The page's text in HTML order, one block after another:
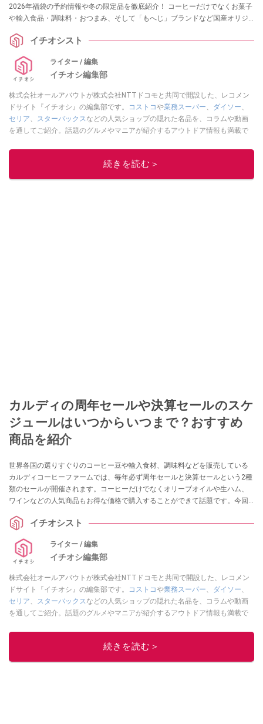
2026年福袋の予約情報や冬の限定品を徹底紹介！ コーヒーだけでなくお菓子
や輸入食品・調味料・おつまみ、そして「もへじ」ブランドなど国産オリジ
アレンジレシピも紹介します。
イチオシスト
ライター / 編集
イチオシ編集部
株式会社オールアバウトが株式会社NTTドコモと共同で開設した、レコメン
ドサイト『イチオシ』の編集部です。
コストコや業務スーパー、 ダイソー、
セリア、 スターバックスなどの人気ショップの隠れた名品を、コラムや動画
を通してご紹介。話題のグルメやマニアが紹介するアウトドア情報も満載で
レビューしています。毎日トレンド情報をお届けしているので、ぜひ
してください！続きを読む＞
カルディの周年セールや決算セールのスケ
ジュールはいつからいつまで？おすすめ
商品を紹介
世界各国の選りすぐりのコーヒー豆や輸入食材、調味料などを販売している
カルディコーヒーファームでは、毎年必ず周年セールと決算セールという2種
類のセールが開催されます。コーヒーだけでなくオリーブオイルや生ハム、
ワインなどの人気商品もお得な価格で購入することができて話題です。今回
イチオシスト
ライター / 編集
イチオシ編集部
株式会社オールアバウトが株式会社NTTドコモと共同で開設した、レコメン
ドサイト『イチオシ』の編集部です。
コストコや業務スーパー、 ダイソー、
セリア、 スターバックスなどの人気ショップの隠れた名品を、コラムや動画
を通してご紹介。話題のグルメやマニアが紹介するアウトドア情報も満載で
レビューしています。毎日トレンド情報をお届けしているので、ぜひ
してください！続きを読む＞